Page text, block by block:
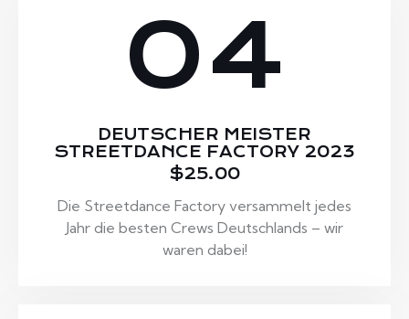
04
DEUTSCHER MEISTER
STREETDANCE FACTORY 2023
$25.00
Die Streetdance Factory versammelt jedes
Jahr die besten Crews Deutschlands – wir
waren dabei!